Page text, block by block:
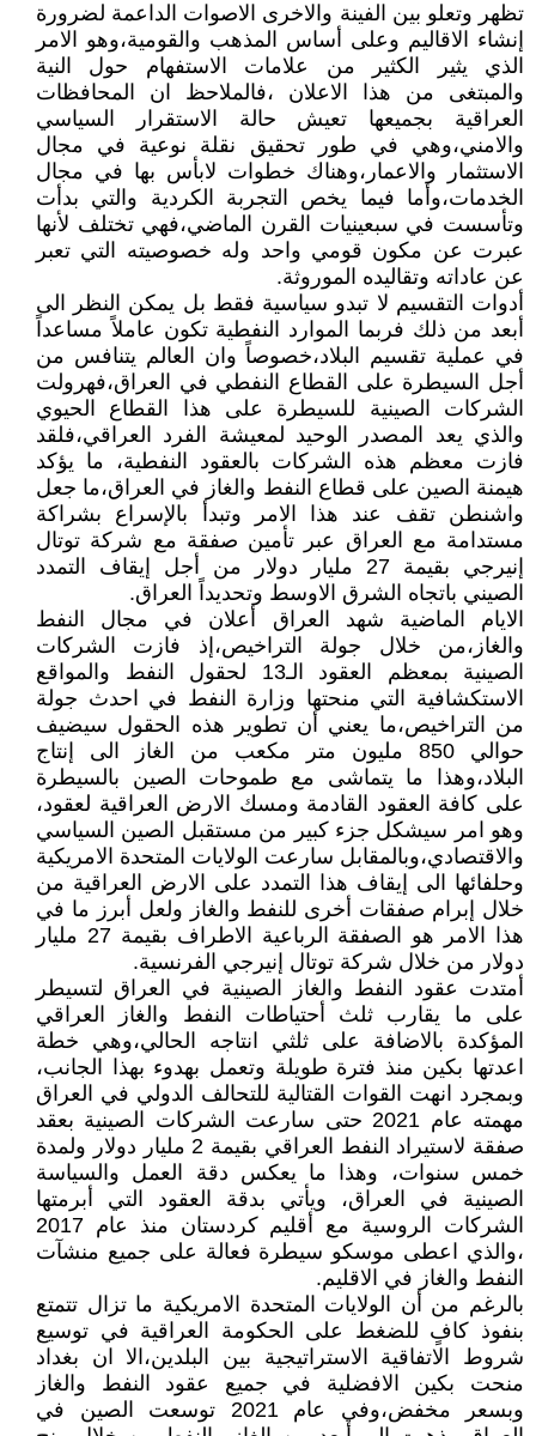
تظهر وتعلو بين الفينة والاخرى الاصوات الداعمة لضرورة
إنشاء الاقاليم وعلى أساس المذهب والقومية،وهو الامر
الذي يثير الكثير من علامات الاستفهام حول النية
والمبتغى من هذا الاعلان ،فالملاحظ ان المحافظات
العراقية بجميعها تعيش حالة الاستقرار السياسي
والامني،وهي في طور تحقيق نقلة نوعية في مجال
الاستثمار والاعمار،وهناك خطوات لابأس بها في مجال
الخدمات،وأما فيما يخص التجربة الكردية والتي بدأت
وتأسست في سبعينيات القرن الماضي،فهي تختلف لأنها
عبرت عن مكون قومي واحد وله خصوصيته التي تعبر
عن عاداته وتقاليده الموروثة.
أدوات التقسيم لا تبدو سياسية فقط بل يمكن النظر الى
أبعد من ذلك فربما الموارد النفطية تكون عاملاً مساعداً
في عملية تقسيم البلاد،خصوصاً وان العالم يتنافس من
أجل السيطرة على القطاع النفطي في العراق،فهرولت
الشركات الصينية للسيطرة على هذا القطاع الحيوي
والذي يعد المصدر الوحيد لمعيشة الفرد العراقي،فلقد
فازت معظم هذه الشركات بالعقود النفطية، ما يؤكد
هيمنة الصين على قطاع النفط والغاز في العراق،ما جعل
واشنطن تقف عند هذا الامر وتبدأ بالإسراع بشراكة
مستدامة مع العراق عبر تأمين صفقة مع شركة توتال
إنيرجي بقيمة 27 مليار دولار من أجل إيقاف التمدد
الصيني باتجاه الشرق الاوسط وتحديداً العراق.
الايام الماضية شهد العراق أعلان في مجال النفط
والغاز،من خلال جولة التراخيص،إذ فازت الشركات
الصينية بمعظم العقود الـ13 لحقول النفط والمواقع
الاستكشافية التي منحتها وزارة النفط في احدث جولة
من التراخيص،ما يعني أن تطوير هذه الحقول سيضيف
حوالي 850 مليون متر مكعب من الغاز الى إنتاج
البلاد،وهذا ما يتماشى مع طموحات الصين بالسيطرة
على كافة العقود القادمة ومسك الارض العراقية لعقود،
وهو امر سيشكل جزء كبير من مستقبل الصين السياسي
والاقتصادي،وبالمقابل سارعت الولايات المتحدة الامريكية
وحلفائها الى إيقاف هذا التمدد على الارض العراقية من
خلال إبرام صفقات أخرى للنفط والغاز ولعل أبرز ما في
هذا الامر هو الصفقة الرباعية الاطراف بقيمة 27 مليار
دولار من خلال شركة توتال إنيرجي الفرنسية.
أمتدت عقود النفط والغاز الصينية في العراق لتسيطر
على ما يقارب ثلث أحتياطات النفط والغاز العراقي
المؤكدة بالاضافة على ثلثي انتاجه الحالي،وهي خطة
اعدتها بكين منذ فترة طويلة وتعمل بهدوء بهذا الجانب،
وبمجرد انهت القوات القتالية للتحالف الدولي في العراق
مهمته عام 2021 حتى سارعت الشركات الصينية بعقد
صفقة لاستيراد النفط العراقي بقيمة 2 مليار دولار ولمدة
خمس سنوات، وهذا ما يعكس دقة العمل والسياسة
الصينية في العراق، ويأتي بدقة العقود التي أبرمتها
الشركات الروسية مع أقليم كردستان منذ عام 2017
،والذي اعطى موسكو سيطرة فعالة على جميع منشآت
النفط والغاز في الاقليم.
بالرغم من أن الولايات المتحدة الامريكية ما تزال تتمتع
بنفوذ كافٍ للضغط على الحكومة العراقية في توسيع
شروط الاتفاقية الاستراتيجية بين البلدين،الا ان بغداد
منحت بكين الافضلية في جميع عقود النفط والغاز
وبسعر مخفض،وفي عام 2021 توسعت الصين في